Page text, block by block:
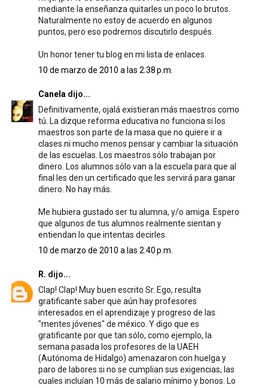
mediante la enseñanza quitarles un poco lo brutos.
Naturalmente no estoy de acuerdo en algunos
puntos, pero eso podremos discutirlo después.
Un honor tener tu blog en mi lista de enlaces.
10 de marzo de 2010 a las 2:38 p.m.
Canela dijo...
Definitivamente, ojalá existieran más maestros como
tú. La dizque reforma educativa no funciona si los
maestros son parte de la masa que no quiere ir a
clases ni mucho menos pensar y cambiar la situación
de las escuelas. Los maestros sólo trabajan por
dinero. Los alumnos sólo van a la escuela para que al
final les den un certificado que les servirá para ganar
dinero. No hay más.
Me hubiera gustado ser tu alumna, y/o amiga. Espero
que algunos de tus alumnos realmente sientan y
entiendan lo que intentas decirles.
10 de marzo de 2010 a las 2:40 p.m.
R. dijo...
Clap! Clap! Muy buen escrito Sr. Ego, resulta
gratificante saber que aún hay profesores
interesados en el aprendizaje y progreso de las
"mentes jóvenes" de méxico. Y digo que es
gratificante por que tan sólo, como ejemplo, la
semana pasada los profesores de la UAEH
(Autónoma de Hidalgo) amenazaron con huelga y
paro de labores si no se cumplian sus exigencias, las
cuales incluían 10 más de salario mínimo y bonos. Lo